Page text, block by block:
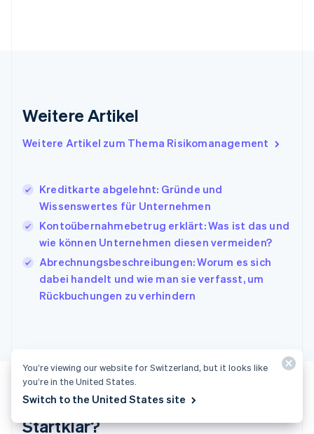
Weitere Artikel
Weitere Artikel zum Thema Risikomanagement
Kreditkarte abgelehnt: Gründe und
Wissenswertes für Unternehmen
Kontoübernahmebetrug erklärt: Was ist das und
wie können Unternehmen diesen vermeiden?
Abrechnungsbeschreibungen: Worum es sich
dabei handelt und wie man sie verfasst, um
Rückbuchungen zu verhindern
Startklar?
English
Italien
Italiano English
EnglishFrançais
Kroatien
EnglishItaliano
Lettland
Liechtenstein
DeutschEnglish
Litauen
English
Malta
EspañolEnglish
You’re viewing our website for Switzerland, but it looks like
you’re in the United States.
Switch to the United States site